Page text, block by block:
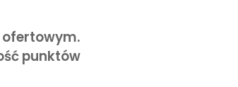
ofertowym.
punktów